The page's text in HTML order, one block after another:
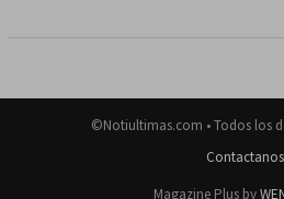
©Notiultimas.com • Todos los
Contactanos
Magazine Plus by